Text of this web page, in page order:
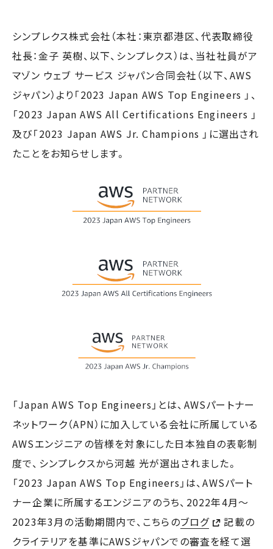
シンプレクス株式会社（本社：東京都港区、代表取締役
社長：金子 英樹、以下、シンプレクス）は、当社社員がア
マゾン ウェブ サービス ジャパン合同会社（以下、AWS
ジャパン）より「2023 Japan AWS Top Engineers 」、
「2023 Japan AWS All Certifications Engineers 」
及び「2023 Japan AWS Jr. Champions 」に選出され
たことをお知らせします。
「Japan AWS Top Engineers」とは、AWSパートナー
ネットワーク（APN）に加入している会社に所属している
AWSエンジニアの皆様を対象にした日本独自の表彰制
度で、シンプレクスから河越 光が選出されました。
「2023 Japan AWS Top Engineers」は、AWSパート
ナー企業に所属するエンジニアのうち、2022年4月～
2023年3月の活動期間内で、こちらのブログ
記載の
クライテリアを基準にAWSジャパンでの審査を経て選